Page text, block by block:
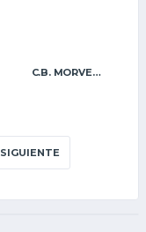
C.B. MORVEDRE
SIGUIENTE